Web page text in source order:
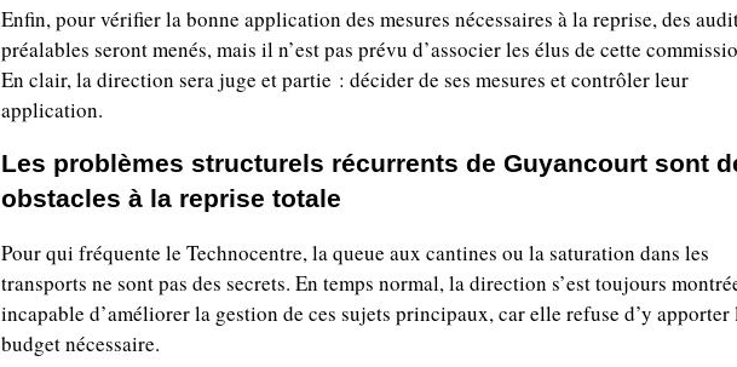
Enfin, pour vérifier la bonne application des mesures nécessaires à la reprise, des
préalables seront menés, mais il n’est pas prévu d’associer les élus de cette
En clair, la direction sera juge et partie : décider de ses mesures et contrôler leur
application.
Les problèmes structurels récurrents de Guyancourt sont
obstacles à la reprise totale
Pour qui fréquente le Technocentre, la queue aux cantines ou la saturation dans les
transports ne sont pas des secrets. En temps normal, la direction s’est toujours
incapable d’améliorer la gestion de ces sujets principaux, car elle refuse d’y apporter
budget nécessaire.